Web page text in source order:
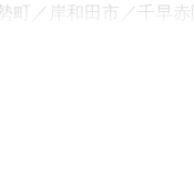
ることができます。
町 岸和田市
千早赤